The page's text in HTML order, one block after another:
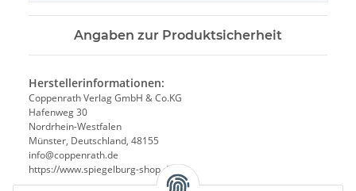
Angaben zur Produktsicherheit
Herstellerinformationen:
Coppenrath Verlag GmbH & Co.KG
Hafenweg 30
Nordrhein-Westfalen
Münster, Deutschland, 48155
info@coppenrath.de
https://www.spiegelburg-shop.de/